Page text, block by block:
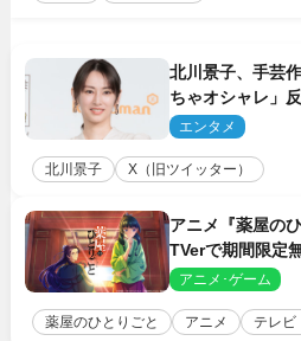
北川景子、手芸
ちゃオシャレ」
エンタメ
北川景子 X（旧ツイッター）
アニメ『薬屋の
TVerで期間限定
アニメ･ゲーム
薬屋のひとりごと アニメ テレビ